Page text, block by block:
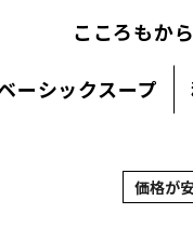
こころもか
ーシックスープ